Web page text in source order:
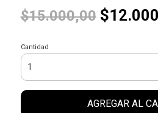
$15.000,00
Cantidad
AGREGAR AL